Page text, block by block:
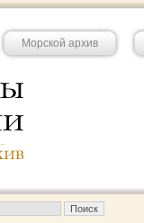
Морской архив